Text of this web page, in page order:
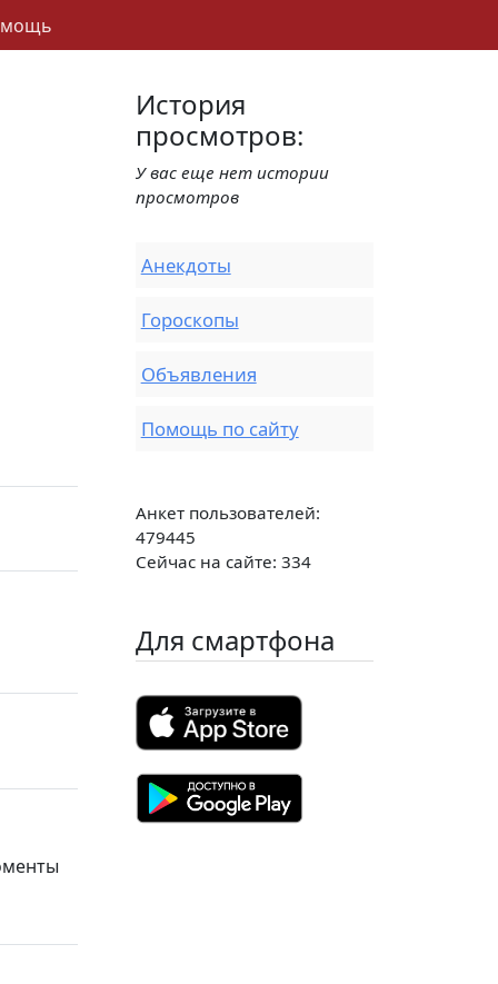
История
просмотров:
У вас еще нет истории
просмотров
Анекдоты
Гороскопы
Объявления
Помощь по сайту
Анкет пользователей:
479445
Сейчас на сайте: 334
Для смартфона